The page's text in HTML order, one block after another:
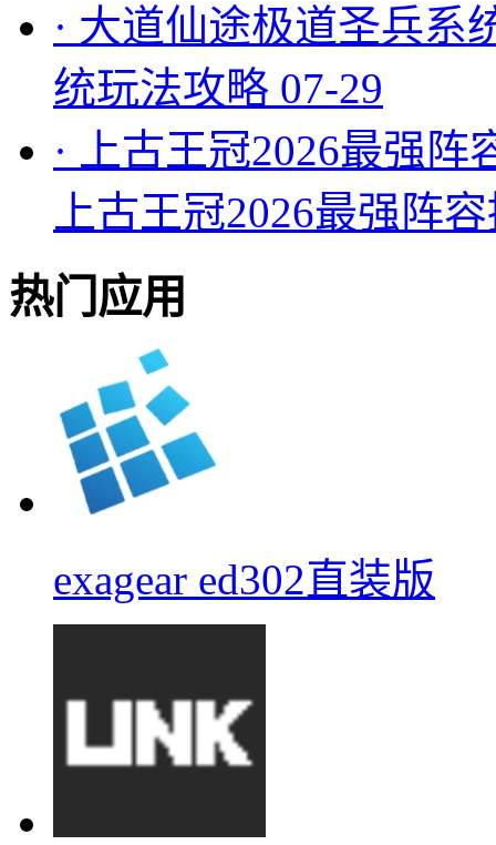
· 大道仙途极道圣兵系
统玩法攻略 07-29
·
上古王冠2026最强
上古王冠2026最强阵
热门应用
exagear ed302直装版